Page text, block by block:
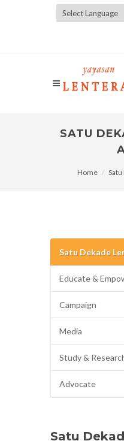
SATU
Home
Satu Dekade
Educate &
Campaign
Media
Study &
Advocate
Satu